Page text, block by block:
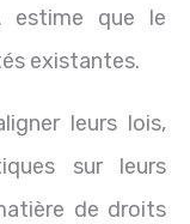
estime que le
existantes.
leurs lois,
sur leurs
de droits